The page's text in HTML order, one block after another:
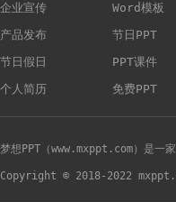
企业宣传
产品发布
节日假日
个人简历
Word模板
节日PPT
PPT课件
免费PPT
梦想PPT（www.mxppt.com）是一
Copyright © 2018-2022